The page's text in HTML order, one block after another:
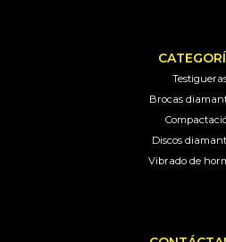
Brocas
Discos
Vibrado de